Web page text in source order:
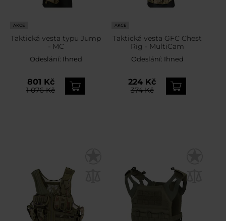
AKCE
Taktická vesta typu Jump
- MC
Odeslání: Ihned
801 Kč
1 076 Kč
AKCE
Taktická vesta GFC Chest
Rig - MultiCam
Odeslání: Ihned
224 Kč
374 Kč